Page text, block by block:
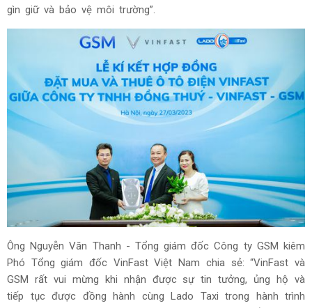
gìn giữ và bảo vệ môi trường”.
Ông Nguyễn Văn Thanh - Tổng giám đốc Công ty GSM kiêm
Phó Tổng giám đốc VinFast Việt Nam chia sẻ: “VinFast và
GSM rất vui mừng khi nhận được sự tin tưởng, ủng hộ và
tiếp tục được đồng hành cùng Lado Taxi trong hành trình